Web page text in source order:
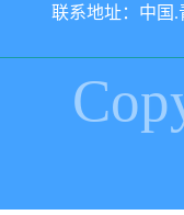
联系地址：中国.